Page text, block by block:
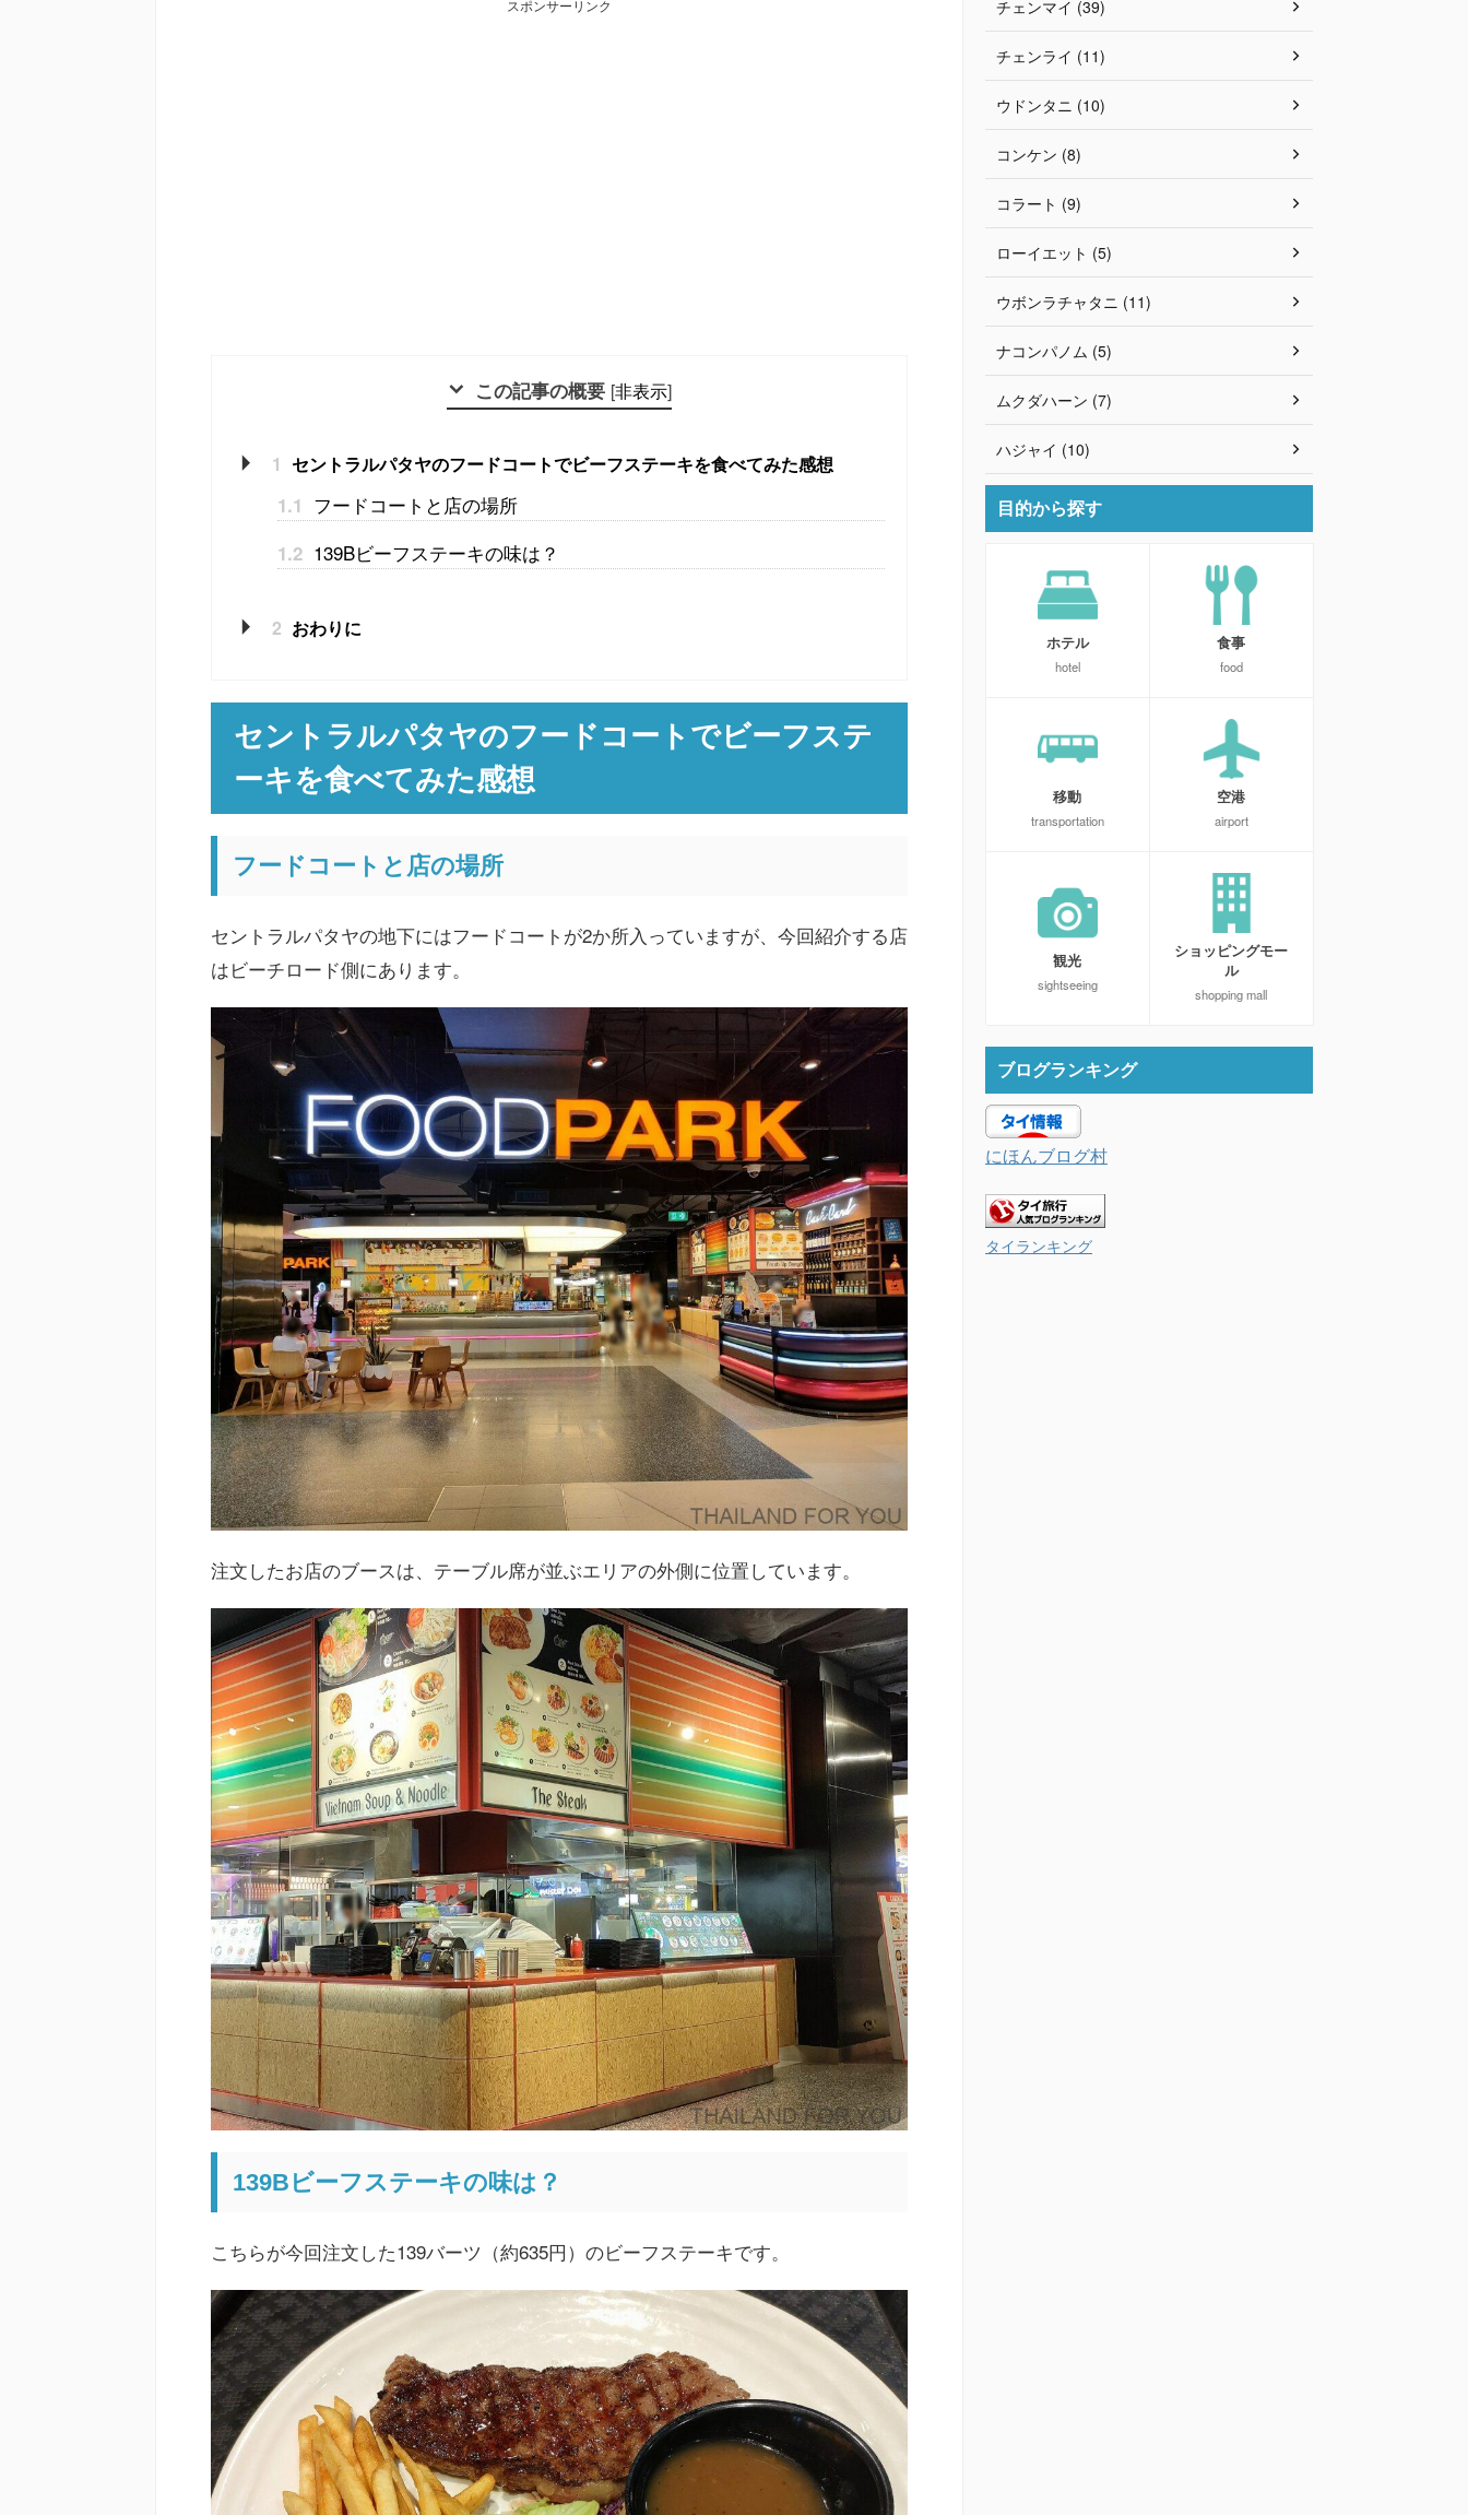
スポンサーリンク
この記事の概要 [非表示]
1 セントラルパタヤのフードコートでビーフステーキを食べてみた感想
1.1 フードコートと店の場所
1.2 139Bビーフステーキの味は？
2 おわりに
セントラルパタヤのフードコートでビーフステ
ーキを食べてみた感想
フードコートと店の場所
セントラルパタヤの地下にはフードコートが2か所入っていますが、今回紹介する店
はビーチロード側にあります。
注文したお店のブースは、テーブル席が並ぶエリアの外側に位置しています。
139Bビーフステーキの味は？
こちらが今回注文した139バーツ（約635円）のビーフステーキです。
チェンマイ (39)
チェンライ (11)
ウドンタニ (10)
コンケン (8)
コラート (9)
ローイエット (5)
ウボンラチャタニ (11)
ナコンパノム (5)
ムクダハーン (7)
ハジャイ (10)
目的から探す
ホテル
hotel
食事
food
移動
transportation
空港
airport
観光
sightseeing
ショッピングモー
ル
shopping mall
ブログランキング
にほんブログ村
タイランキング